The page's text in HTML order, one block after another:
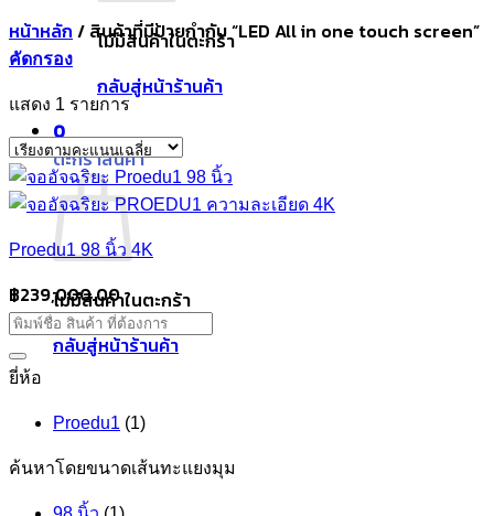
ไม่มีสินค้าในตะกร้า
กลับสู่หน้าร้านค้า
0
ตะกร้าสินค้า
ไม่มีสินค้าในตะกร้า
กลับสู่หน้าร้านค้า
หน้าหลัก / สินค้าที่มีป้ายกำกับ “LED All in one touch screen”
คัดกรอง
แสดง 1 รายการ
Proedu1 98 นิ้ว 4K
฿239,000.00
ยี่ห้อ
Proedu1 (1)
ค้นหาโดยขนาดเส้นทะแยงมุม